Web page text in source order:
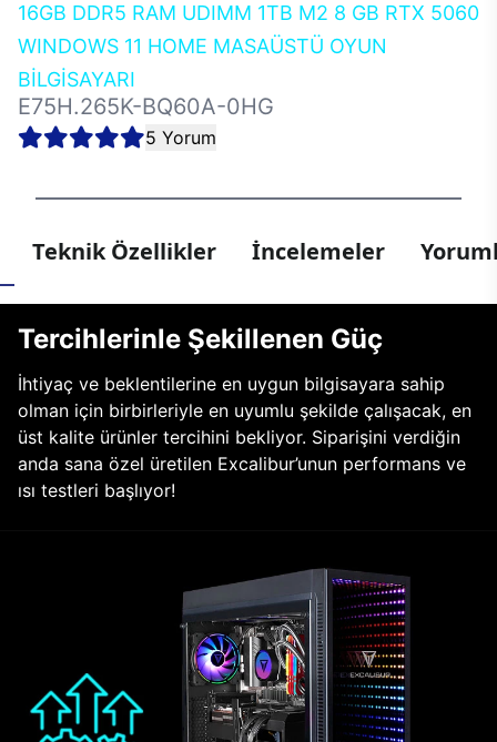
16GB DDR5 RAM UDIMM 1TB M2 8 GB RTX 5060
WINDOWS 11 HOME MASAÜSTÜ OYUN
BİLGİSAYARI
E75H.265K-BQ60A-0HG
5 Yorum
Teknik Özellikler İncelemeler
Tercihlerinle Şekillenen Güç
İhtiyaç ve beklentilerine en uygun bilgisayara sahip
olman için birbirleriyle en uyumlu şekilde çalışacak, en
üst kalite ürünler tercihini bekliyor. Siparişini verdiğin
anda sana özel üretilen Excalibur’unun performans ve
ısı testleri başlıyor!